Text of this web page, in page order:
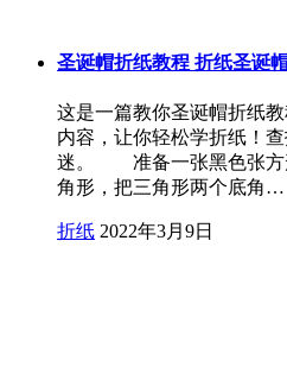
圣诞帽折纸教程 折纸圣诞
这是一篇教你圣诞帽折纸
内容，让你轻松学折纸！
迷。 准备一张黑色张方
角形，把三角形两个底角…
折纸 2022年3月9日